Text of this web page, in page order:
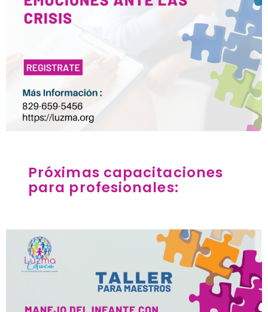
Próximas capacitaciones
para profesionales: